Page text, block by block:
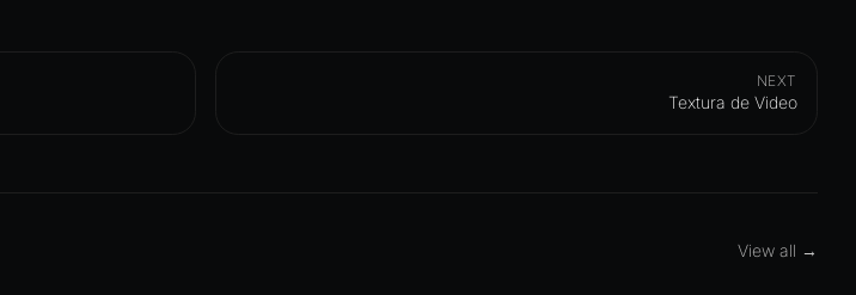
NEXT
Textura de Video
View all →